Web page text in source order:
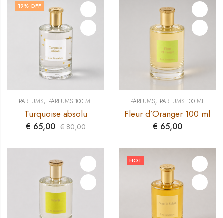
19% OFF
PARFUMS, PARFUMS 100 ML
Turquoise absolu
€ 65,00 €80,00
PARFUMS, PARFUMS 100 ML
Fleur d’Oranger 100 ml
€ 65,00
HOT